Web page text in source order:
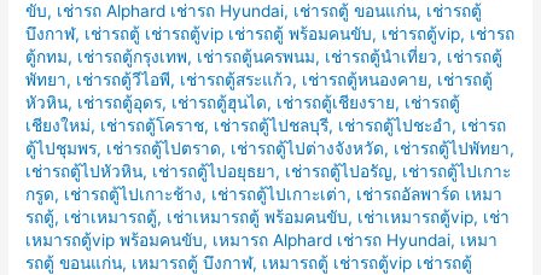
ขับ, เช่ารถ Alphard เช่ารถ Hyundai, เช่ารถตู้ ขอนแก่น, เช่ารถตู้
บึงกาฬ, เช่ารถตู้ เช่ารถตู้vip เช่ารถตู้ พร้อมคนขับ, เช่ารถตู้vip, เช่ารถ
ตู้กทม, เช่ารถตู้กรุงเทพ, เช่ารถตู้นครพนม, เช่ารถตู้นำเที่ยว, เช่ารถตู้
พัทยา, เช่ารถตู้วีไอพี, เช่ารถตู้สระแก้ว, เช่ารถตู้หนองคาย, เช่ารถตู้
หัวหิน, เช่ารถตู้อุดร, เช่ารถตู้ฮุนได, เช่ารถตู้เชียงราย, เช่ารถตู้
เชียงใหม่, เช่ารถตู้โคราช, เช่ารถตู้ไปชลบุรี, เช่ารถตู้ไปชะอำ, เช่ารถ
ตู้ไปชุมพร, เช่ารถตู้ไปตราด, เช่ารถตู้ไปต่างจังหวัด, เช่ารถตู้ไปพัทยา,
เช่ารถตู้ไปหัวหิน, เช่ารถตู้ไปอยุธยา, เช่ารถตู้ไปอรัญ, เช่ารถตู้ไปเกาะ
กรูด, เช่ารถตู้ไปเกาะช้าง, เช่ารถตู้ไปเกาะเต่า, เช่ารถอัลพาร์ด เหมา
รถตู้, เช่าเหมารถตู้, เช่าเหมารถตู้ พร้อมคนขับ, เช่าเหมารถตู้vip, เช่า
เหมารถตู้vip พร้อมคนขับ, เหมารถ Alphard เช่ารถ Hyundai, เหมา
รถตู้ ขอนแก่น, เหมารถตู้ บึงกาฬ, เหมารถตู้ เช่ารถตู้vip เช่ารถตู้